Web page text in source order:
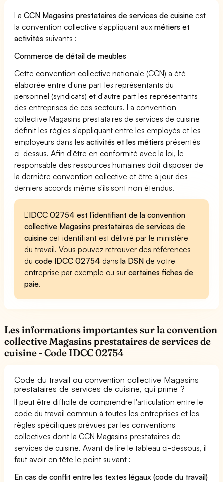
LaCCN Magasins prestataires de services de cuisine est
la convention collective s'appliquant auxmétiers et
activités suivants :
Commerce de détail de meubles
Cette convention collective nationale (CCN) a été
élaborée entre d'une part les représentants du
personnel (syndicats) et d'autre part les représentants
des entreprises de ces secteurs. La convention
collective Magasins prestataires de services de cuisine
définit les règles s'appliquant entre les employés et les
employeurs dans lesactivités et les métiers présentés
ci-dessus. Afin d'être en conformité avec la loi, le
responsable des ressources humaines doit disposer de
la dernière convention collective et être à jour des
derniers accords même s'ils sont non étendus.
L'IDCC 02754 est l'identifiant de la convention
collective Magasins prestataires de services de
cuisine cet identifiant est délivré par le ministère
du travail. Vous pouvez retrouver des références
ducode IDCC 02754 dansla DSN de votre
entreprise par exemple ou surcertaines fiches de
paie.
Les informations importantes sur la convention
collective Magasins prestataires de services de
cuisine - Code IDCC 02754
Code du travail ou convention collective Magasins
prestataires de services de cuisine, qui prime ?
Il peut être difficile de comprendre l'articulation entre le
code du travail commun à toutes les entreprises et les
règles spécifiques prévues par les conventions
collectives dont la CCN Magasins prestataires de
services de cuisine. Avant de lire le tableau ci-dessous, il
faut avoir en tête le point suivant :
En cas de conflit entre les textes légaux (code du travail)